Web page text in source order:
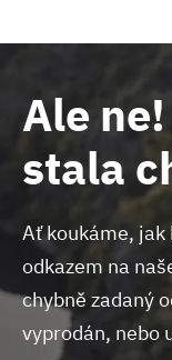
Ale
stala
Ať koukáme,
odkazem na
chybně zadaný
vyprodán, nebo